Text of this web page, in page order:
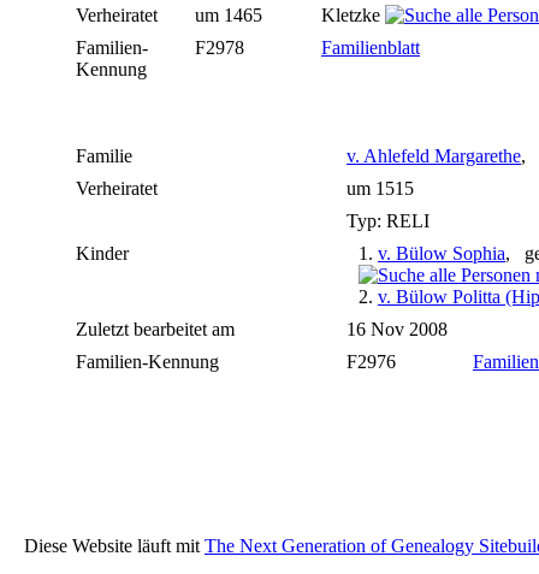
Verheiratet
um 1465
Kletzke
Familien-
Kennung
F2978 Familienblatt
Familie v. Ahlefeld Margarethe,
Verheiratet
um 1515
Typ: RELI
Kinder
1. v. Bülow Sophia,
2. v. Bülow Politta
Zuletzt bearbeitet am
16 Nov 2008
Familien-Kennung
F2976
Diese Website läuft mit The Next Generation of Genealogy